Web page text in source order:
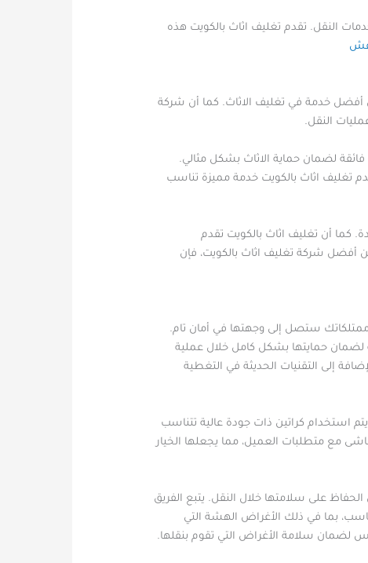
النقل. تقدم تغليف اثاث بالكويت هذه
أفضل خدمة في تغليف الاثاث. كما أن شركة
النقل.
لضمان حماية الاثاث بشكل مثالي.
تغليف اثاث بالكويت خدمة مميزة تناسب
كما أن تغليف اثاث بالكويت تقدم
أفضل شركة تغليف اثاث بالكويت، فإن
ممتلكاتك ستصل إلى وجهتها في أمان تام.
لضمان حمايتها بشكل كامل خلال عملية
إلى التقنيات الحديثة في التغطية
استخدام كراتين ذات جودة عالية تتناسب
مع متطلبات العميل، مما يجعلها الخيار
على سلامتها خلال النقل. يتبع الفريق
بما في ذلك الأغراض الهشة التي
لضمان سلامة الأغراض التي تقوم بنقلها.